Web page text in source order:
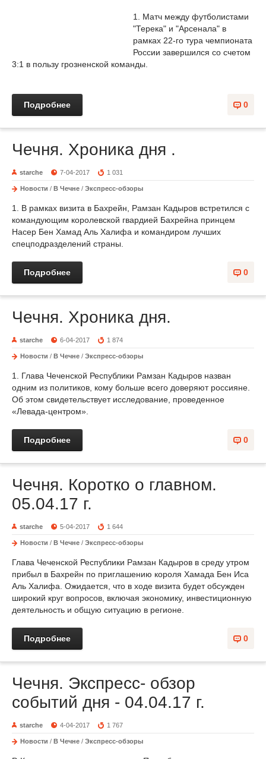
1. Матч между футболистами
"Терека" и "Арсенала" в
рамках 22-го тура чемпионата
России завершился со счетом
3:1 в пользу грозненской команды.
0
Подробнее
Чечня. Хроника дня .
starche 7-04-2017 1 031
Новости / В Чечне / Экспресс-обзоры
1. В рамках визита в Бахрейн, Рамзан Кадыров встретился с
командующим королевской гвардией Бахрейна принцем
Насер Бен Хамад Аль Халифа и командиром лучших
спецподразделений страны.
0
Подробнее
Чечня. Хроника дня.
starche 6-04-2017 1 874
Новости / В Чечне / Экспресс-обзоры
1. Глава Чеченской Республики Рамзан Кадыров назван
одним из политиков, кому больше всего доверяют россияне.
Об этом свидетельствует исследование, проведенное
«Левада-центром».
0
Подробнее
Чечня. Коротко о главном.
05.04.17 г.
starche 5-04-2017 1 644
Новости / В Чечне / Экспресс-обзоры
Глава Чеченской Республики Рамзан Кадыров в среду утром
прибыл в Бахрейн по приглашению короля Хамада Бен Иса
Аль Халифа. Ожидается, что в ходе визита будет обсужден
широкий круг вопросов, включая экономику, инвестиционную
деятельность и общую ситуацию в регионе.
0
Подробнее
Чечня. Экспресс- обзор
событий дня - 04.04.17 г.
starche 4-04-2017 1 767
Новости / В Чечне / Экспресс-обзоры